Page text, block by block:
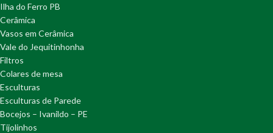
Ilha do Ferro PB
Cerâmica
Vasos em Cerâmica
Vale do Jequitinhonha
Filtros
Colares de mesa
Esculturas
Esculturas de Parede
Bocejos – Ivanildo – PE
Tijolinhos